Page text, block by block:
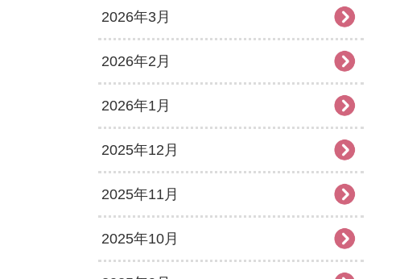
2026年3月
2026年2月
2026年1月
2025年12月
2025年11月
2025年10月